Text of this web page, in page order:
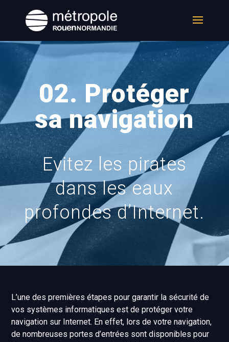
02. Protéger
sa navigation
Evitez les pirates
dans les eaux
profondes d’Internet.
L’une des premières étapes pour garantir la sécurité de
vos systèmes informatiques est de protéger votre
navigation sur Internet. En effet, lors de votre navigation,
de nombreuses portes d’entrées sont disponibles pour